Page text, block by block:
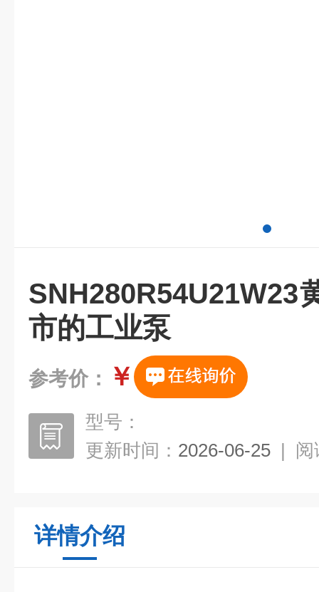
SNH280R54U21W23
市的工业泵
参考价： ￥
型号：
更新时间： 2026-06-25 | 阅
详情介绍